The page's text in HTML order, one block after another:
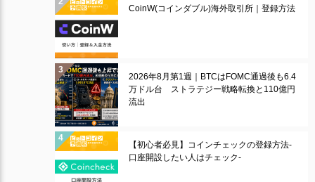
CoinW(コインダブル)海外取引所｜登録方法
2026年8月第1週｜BTCはFOMC通過後も6.4
万ドル台 ストラテジー戦略転換と110億円
流出
【初心者必見】コインチェックの登録方法-
口座開設したい人はチェック-